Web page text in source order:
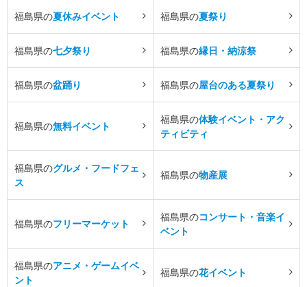
福島県の夏休みイベント 福島県の夏祭り
福島県の七夕祭り 福島県の縁日・納涼祭
福島県の盆踊り 福島県の屋台のある夏祭り
福島県の無料イベント
福島県の体験イベント・アク
ティビティ
福島県のグルメ・フードフェ
ス
福島県の物産展
福島県のフリーマーケット
福島県のコンサート・音楽イ
ベント
福島県のアニメ・ゲームイベ
ント
福島県の花イベント